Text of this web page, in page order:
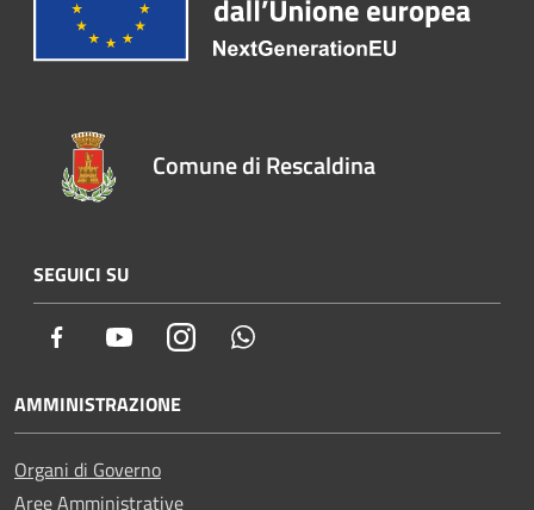
Comune di Rescaldina
SEGUICI SU
Facebook YoutubeInstagram
AMMINISTRAZIONE
Organi di Governo
Aree Amministrative